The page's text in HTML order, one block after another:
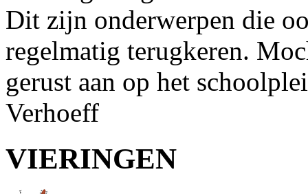
Dit zijn onderwerpen die
regelmatig terugkeren.
gerust aan op het
Verhoeff
VIERINGEN